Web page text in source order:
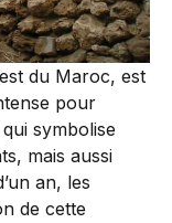
du Maroc, est
pour
symbolise
mais aussi
an, les
de cette